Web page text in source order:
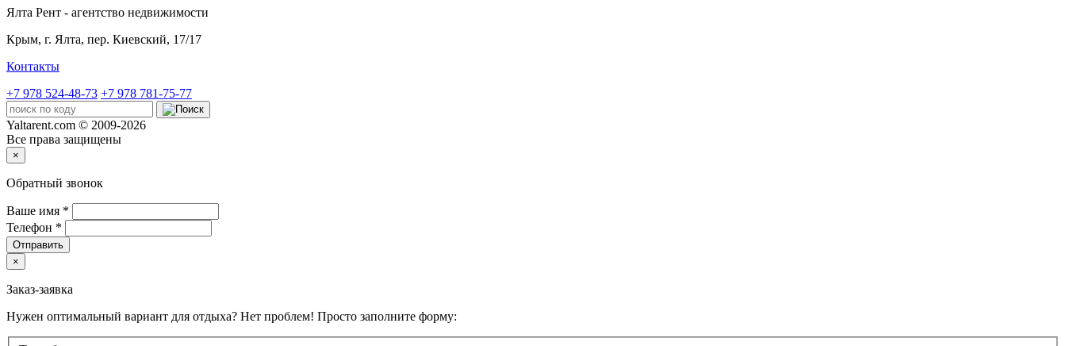
Ялта Рент - агентство недвижимости
Крым, г. Ялта, пер. Киевский, 17/17
Контакты
+7 978 524-48-73 +7 978 781-75-77
Yaltarent.com © 2009-2026
Все права защищены
×
Обратный звонок
Ваше имя *
Телефон *
Отправить
×
Заказ-заявка
Нужен оптимальный вариант для отдыха? Нет проблем! Просто заполните форму: